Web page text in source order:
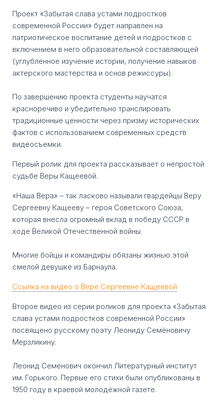
Проект «Забытая слава устами подростков
современной России» будет направлен на
патриотическое воспитание детей и подростков с
включением в него образовательной составляющей
(углубленное изучение истории, получение навыков
актерского мастерства и основ режиссуры).
По завершению проекта студенты научатся
красноречиво и убедительно транслировать
традиционные ценности через призму исторических
фактов с использованием современных средств
видеосъемки.
Первый ролик для проекта рассказывает о непростой
судьбе Веры Кащеевой.
«Наша Вера» – так ласково называли гвардейцы Веру
Сергеевну Кащееву – героя Советского Союза,
которая внесла огромный вклад в победу СССР в
ходе Великой Отечественной войны.
Многие бойцы и командиры обязаны жизнью этой
смелой девушке из Барнаула.
Ссылка на видео о Вере Сергеевне Кащеевой
Второе видео из серии роликов для проекта «Забытая
слава устами подростков современной России»
посвящено русскому поэту Леониду Семёновичу
Мерзликину.
Леонид Семёнович окончил Литературный институт
им. Горького. Первые его стихи были опубликованы в
1950 году в краевой молодёжной газете.